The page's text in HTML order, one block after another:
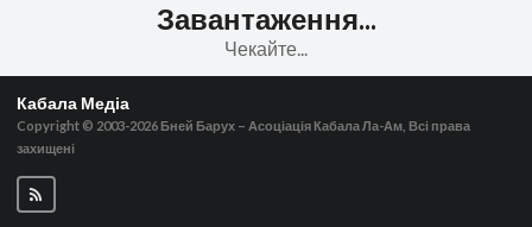
Завантаження...
Чекайте...
Кабала Медіа
Copyright © 2003-2026 Бней Барух – Асоціація Кабала Ла-Ам, Всі права
захищені